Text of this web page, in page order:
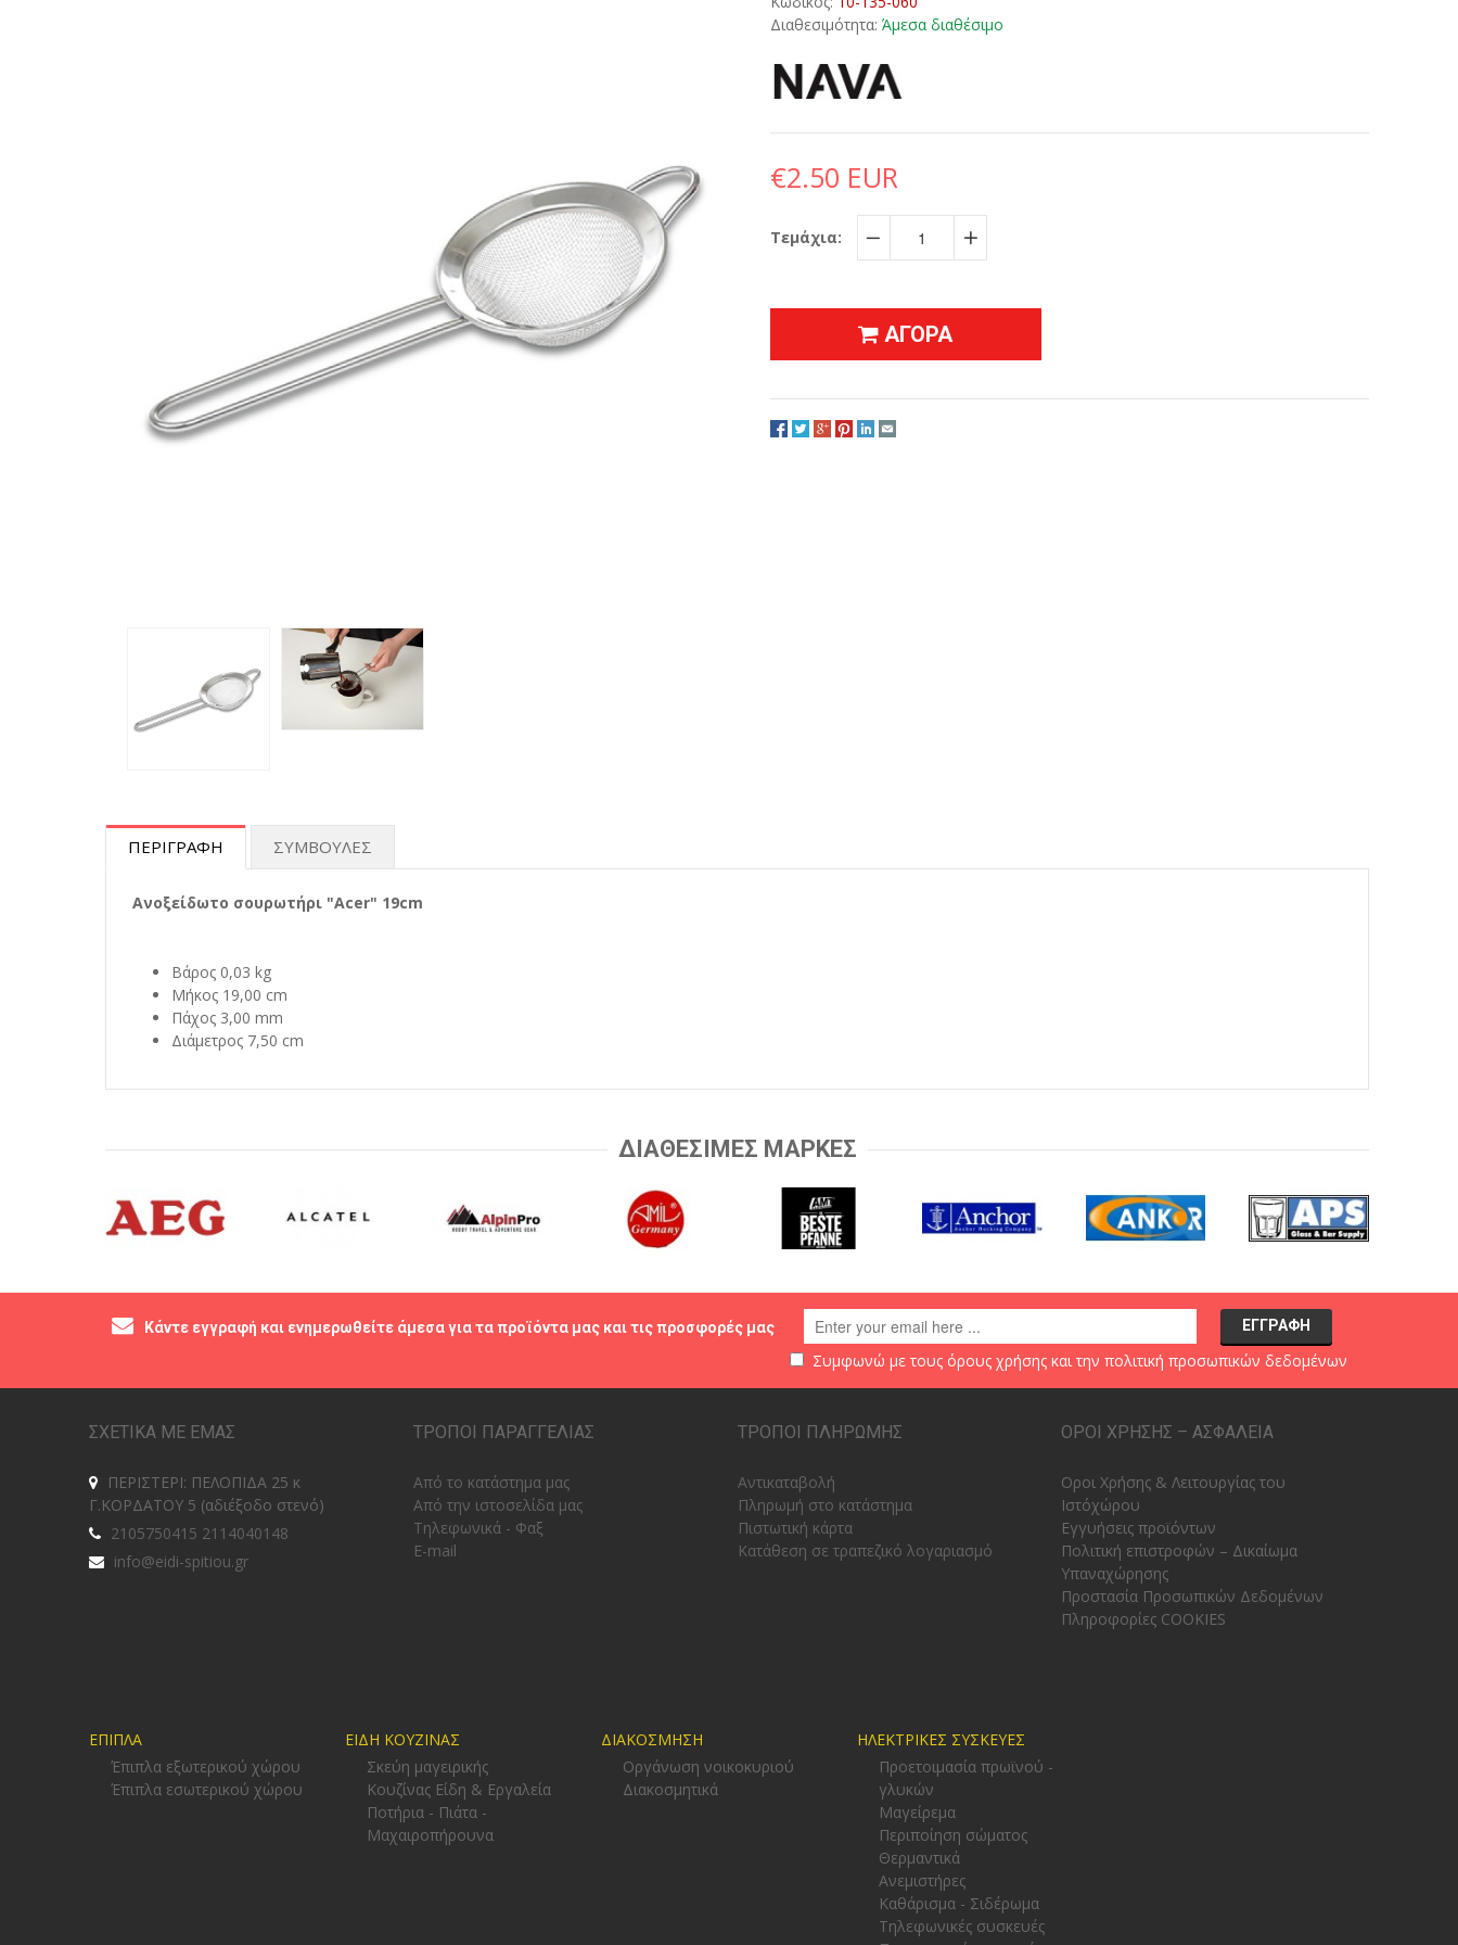
Διαθεσιμότητα: Άμεσα διαθέσιμο
€2.50 EUR
Τεμάχια:
− +
ΑΓΟΡΑ
ΠΕΡΙΓΡΑΦΗ ΣΥΜΒΟΥΛΕΣ
Ανοξείδωτο σουρωτήρι "Acer" 19cm
Βάρος 0,03 kg
Μήκος 19,00 cm
Πάχος 3,00 mm
Διάμετρος 7,50 cm
ΔΙΑΘΕΣΙΜΕΣ ΜΑΡΚΕΣ
Κάντε εγγραφή και ενημερωθείτε άμεσα για τα προϊόντα μας και τις προσφορές μας
Συμφωνώ με τους όρους χρήσηςκαι την πολιτική προσωπικών δεδομένων
ΣΧΕΤΙΚΑ ΜΕ ΕΜΑΣ
ΠΕΡΙΣΤΕΡΙ: ΠΕΛΟΠΙΔΑ 25 κ
Γ.ΚΟΡΔΑΤΟΥ 5 (αδιέξοδο στενό)
2105750415 2114040148
info@eidi-spitiou.gr
ΤΡΟΠΟΙ ΠΑΡΑΓΓΕΛΙΑΣ
Από το κατάστημα μας
Από την ιστοσελίδα μας
Tηλεφωνικά - Φαξ
E-mail
ΤΡΟΠΟΙ ΠΛΗΡΩΜΗΣ
Αντικαταβολή
Πληρωμή στο κατάστημα
Πιστωτική κάρτα
Κατάθεση σε τραπεζικό λογαριασμό
ΟΡΟΙ ΧΡΗΣΗΣ – ΑΣΦΑΛΕΙΑ
Οροι Χρήσης & Λειτουργίας του
Ιστόχώρου
Εγγυήσεις προϊόντων
Πολιτική επιστροφών – Δικαίωμα
Υπαναχώρησης
Προστασία Προσωπικών Δεδομένων
Πληροφορίες COOKIES
ΕΠΙΠΛΑ
Έπιπλα εξωτερικού χώρου
Έπιπλα εσωτερικού χώρου
ΕΙΔΗ ΚΟΥΖΙΝΑΣ
Σκεύη μαγειρικής
Κουζίνας Είδη & Εργαλεία
Ποτήρια - Πιάτα -
Μαχαιροπήρουνα
ΔΙΑΚΟΣΜΗΣΗ
Οργάνωση νοικοκυριού
Διακοσμητικά
ΗΛΕΚΤΡΙΚΕΣ ΣΥΣΚΕΥΕΣ
Προετοιμασία πρωϊνού -
γλυκών
Μαγείρεμα
Περιποίηση σώματος
Θερμαντικά
Ανεμιστήρες
Καθάρισμα - Σιδέρωμα
Τηλεφωνικές συσκευές